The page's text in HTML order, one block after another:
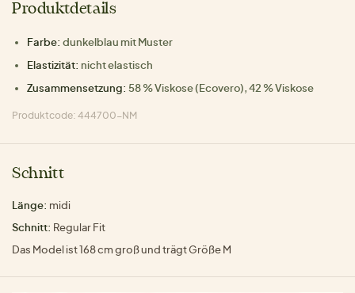
Produktdetails
Farbe: dunkelblau mit Muster
Elastizität: nicht elastisch
Zusammensetzung: 58 % Viskose (Ecovero), 42 % Viskose
Produktcode: 444700-NM
Schnitt
Länge: midi
Schnitt: Regular Fit
Das Model ist 168 cm groß und trägt Größe M